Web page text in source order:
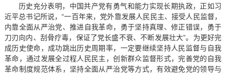
历史充分表明，中国共产党有勇气和能力实现长期执政，正如习
近平总书记所说，“一百年来，党外靠发展人民民主、接受人民监督，
内靠全面从严治党、推进自我革命，勇于坚持真理、修正错误，勇于
刀刃向内、刮骨疗毒，保证了党长盛不衰、不断发展壮大”。为更好完
成历史使命，成功跳出历史周期率，一定要继续坚持人民监督与自我
革命，通过发展全过程人民民主，创新群众监督形式，完善党的自我
革命制度规范体系，坚持全面从严治党等方式，有效避免党的领导与